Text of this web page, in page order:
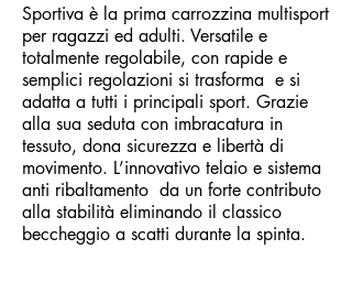
Sportiva è la prima carrozzina multisport
per ragazzi ed adulti. Versatile e
totalmente regolabile, con rapide e
semplici regolazioni si trasforma e si
adatta a tutti i principali sport. Grazie
alla sua seduta con imbracatura in
tessuto, dona sicurezza e libertà di
movimento. L’innovativo telaio e sistema
anti ribaltamento da un forte contributo
alla stabilità eliminando il classico
beccheggio a scatti durante la spinta.